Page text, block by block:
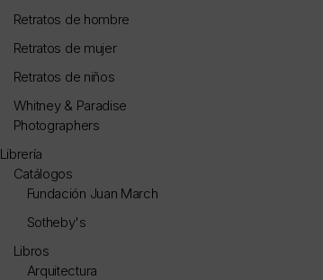
Retratos de hombre
Retratos de mujer
Retratos de niños
Whitney & Paradise
Photographers
Librería
Catálogos
Fundación Juan March
Sotheby's
Libros
Arquitectura